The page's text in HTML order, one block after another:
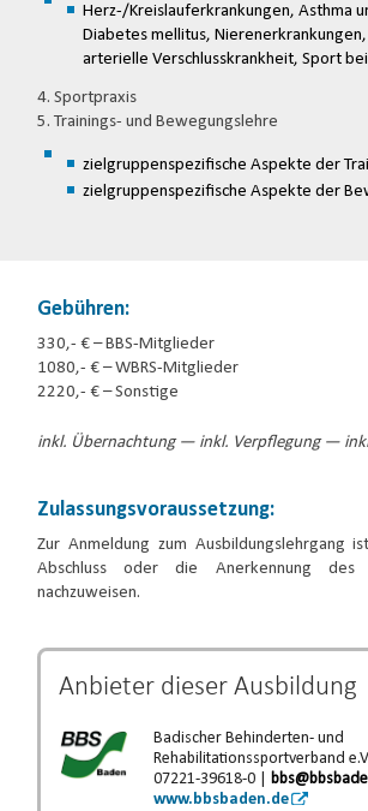
Herz-/Kreislauferkrankungen, Asthma
Diabetes mellitus,
arterielle Verschlusskrankheit, Sport
4. Sportpraxis
5. Trainings- und Bewegungslehre
zielgruppenspezifische Aspekte der
zielgruppenspezifische Aspekte der
Gebühren:
330,- € – BBS-Mitglieder
1080,- € – WBRS-Mitglieder
2220,- € – Sonstige
inkl. Übernachtung — inkl. Verpflegung —
Zulassungsvoraussetzung:
Zur Anmeldung zum Ausbildungslehrgang
Abschluss oder die Anerkennung des
nachzuweisen.
Anbieter dieserAusbildung
Badischer Behinderten- und
Rehabilitationssportverband
07221-39618-0 |
www.bbsbaden.de